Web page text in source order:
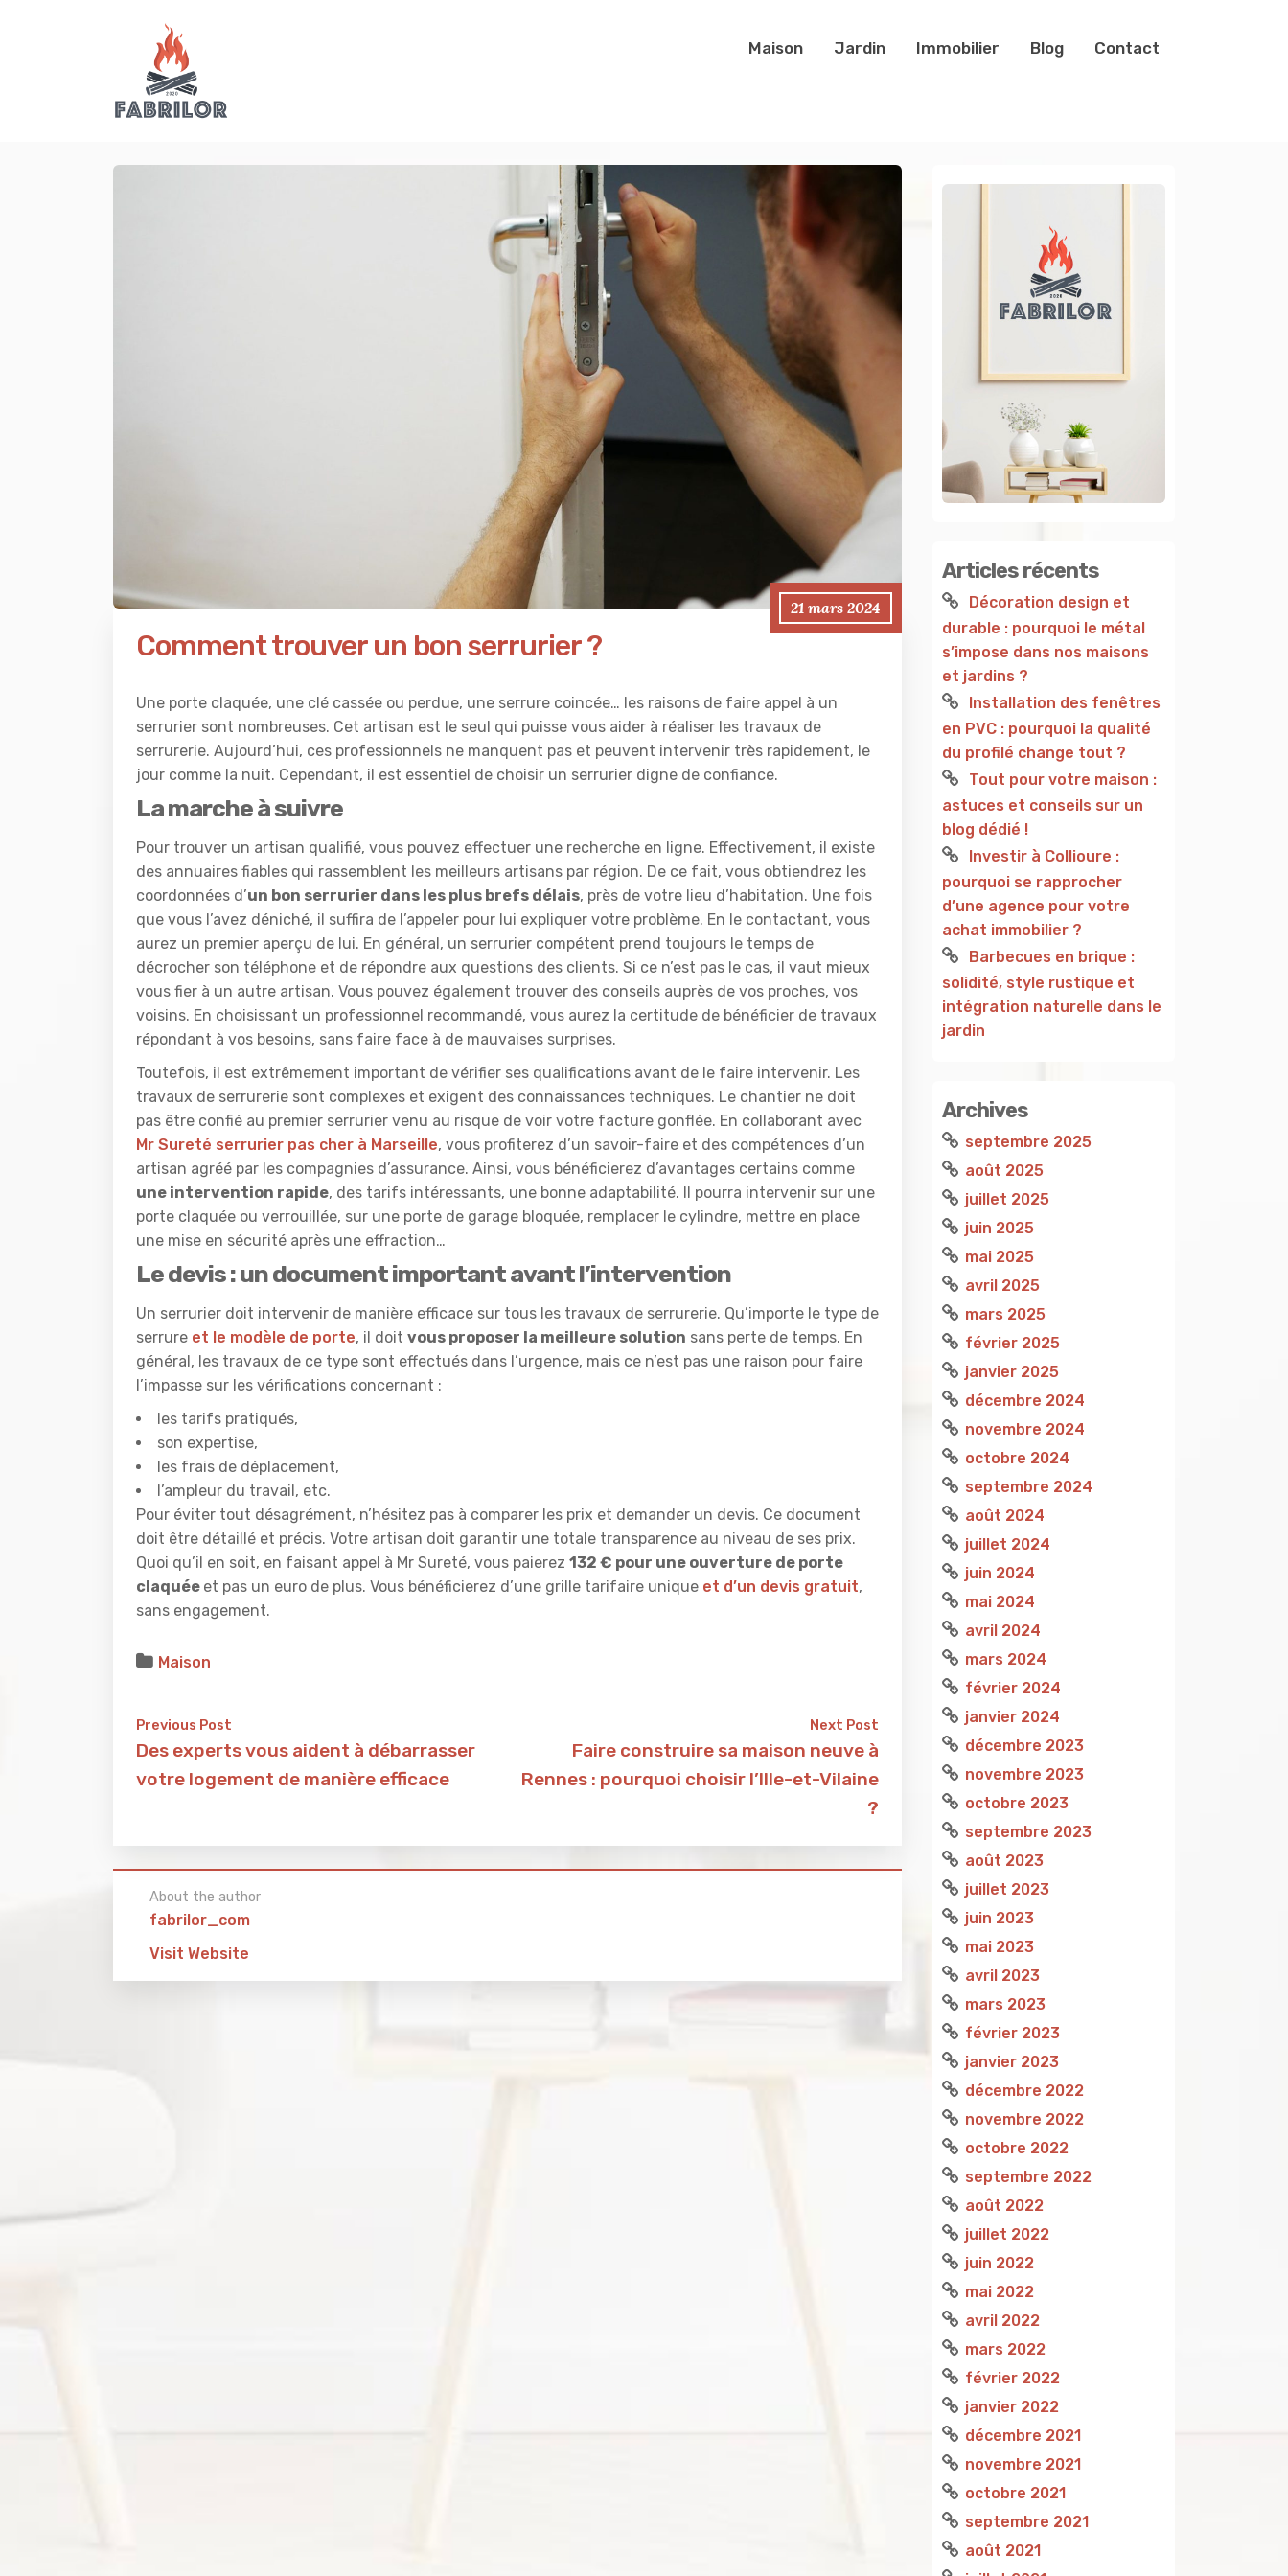
Maison Jardin Immobilier Blog Contact
21 mars 2024
Comment trouver un bon serrurier ?
Une porte claquée, une clé cassée ou perdue, une serrure coincée… les raisons de faire appel à un
serrurier sont nombreuses. Cet artisan est le seul qui puisse vous aider à réaliser les travaux de
serrurerie. Aujourd’hui, ces professionnels ne manquent pas et peuvent intervenir très rapidement, le
jour comme la nuit. Cependant, il est essentiel de choisir un serrurier digne de confiance.
La marche à suivre
Pour trouver un artisan qualifié, vous pouvez effectuer une recherche en ligne. Effectivement, il existe
des annuaires fiables qui rassemblent les meilleurs artisans par région. De ce fait, vous obtiendrez les
coordonnées d’un bon serrurier dans les plus brefs délais, près de votre lieu d’habitation. Une fois
que vous l’avez déniché, il suffira de l’appeler pour lui expliquer votre problème. En le contactant, vous
aurez un premier aperçu de lui. En général, un serrurier compétent prend toujours le temps de
décrocher son téléphone et de répondre aux questions des clients. Si ce n’est pas le cas, il vaut mieux
vous fier à un autre artisan. Vous pouvez également trouver des conseils auprès de vos proches, vos
voisins. En choisissant un professionnel recommandé, vous aurez la certitude de bénéficier de travaux
répondant à vos besoins, sans faire face à de mauvaises surprises.
Toutefois, il est extrêmement important de vérifier ses qualifications avant de le faire intervenir. Les
travaux de serrurerie sont complexes et exigent des connaissances techniques. Le chantier ne doit
pas être confié au premier serrurier venu au risque de voir votre facture gonflée. En collaborant avec
Mr Sureté serrurier pas cher à Marseille, vous profiterez d’un savoir-faire et des compétences d’un
artisan agréé par les compagnies d’assurance. Ainsi, vous bénéficierez d’avantages certains comme
une intervention rapide, des tarifs intéressants, une bonne adaptabilité. Il pourra intervenir sur une
porte claquée ou verrouillée, sur une porte de garage bloquée, remplacer le cylindre, mettre en place
une mise en sécurité après une effraction…
Le devis : un document important avant l’intervention
Un serrurier doit intervenir de manière efficace sur tous les travaux de serrurerie. Qu’importe le type de
serrure et le modèle de porte, il doit vous proposer la meilleure solution sans perte de temps. En
général, les travaux de ce type sont effectués dans l’urgence, mais ce n’est pas une raison pour faire
l’impasse sur les vérifications concernant :
les tarifs pratiqués,
son expertise,
les frais de déplacement,
l’ampleur du travail, etc.
Pour éviter tout désagrément, n’hésitez pas à comparer les prix et demander un devis. Ce document
doit être détaillé et précis. Votre artisan doit garantir une totale transparence au niveau de ses prix.
Quoi qu’il en soit, en faisant appel à Mr Sureté, vous paierez 132 € pour une ouverture de porte
claquée et pas un euro de plus. Vous bénéficierez d’une grille tarifaire unique et d’un devis gratuit,
sans engagement.
Maison
Previous Post
Des experts vous aident à débarrasser
votre logement de manière efficace
Next Post
Faire construire sa maison neuve à
Rennes : pourquoi choisir l’Ille-et-Vilaine
?
About the author
fabrilor_com
Visit Website
Articles récents
Décoration design et
durable : pourquoi le métal
s’impose dans nos maisons
et jardins ?
Installation des fenêtres
en PVC : pourquoi la qualité
du profilé change tout ?
Tout pour votre maison :
astuces et conseils sur un
blog dédié !
Investir à Collioure :
pourquoi se rapprocher
d’une agence pour votre
achat immobilier ?
Barbecues en brique :
solidité, style rustique et
intégration naturelle dans le
jardin
Archives
septembre 2025
août 2025
juillet 2025
juin 2025
mai 2025
avril 2025
mars 2025
février 2025
janvier 2025
décembre 2024
novembre 2024
octobre 2024
septembre 2024
août 2024
juillet 2024
juin 2024
mai 2024
avril 2024
mars 2024
février 2024
janvier 2024
décembre 2023
novembre 2023
octobre 2023
septembre 2023
août 2023
juillet 2023
juin 2023
mai 2023
avril 2023
mars 2023
février 2023
janvier 2023
décembre 2022
novembre 2022
octobre 2022
septembre 2022
août 2022
juillet 2022
juin 2022
mai 2022
avril 2022
mars 2022
février 2022
janvier 2022
décembre 2021
novembre 2021
octobre 2021
septembre 2021
août 2021